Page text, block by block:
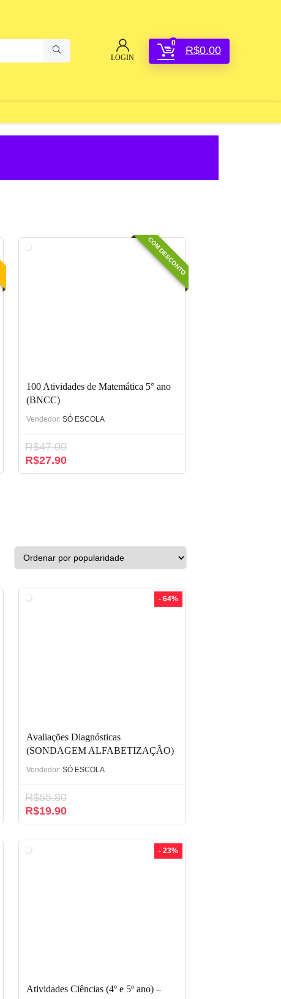
LOGIN
0
R$0.00
COM DESCONTO
100 Atividades de Matemática 5° ano
(BNCC)
Vendedor: SÓ ESCOLA
R$47.00
R$27.90
- 64%
Avaliações Diagnósticas
(SONDAGEM ALFABETIZAÇÃO)
Vendedor: SÓ ESCOLA
R$55.80
R$19.90
- 23%
Atividades Ciências (4º e 5º ano) –